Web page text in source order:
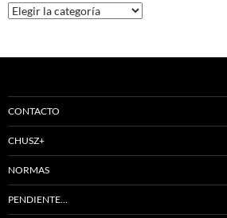
Categorías
CONTACTO
CHUSZ+
NORMAS
PENDIENTE…